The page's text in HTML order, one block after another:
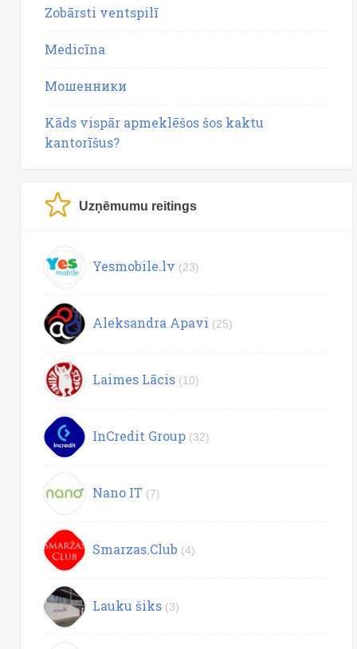
Zobārsti ventspilī
Medicīna
Мошенники
Kāds vispār apmeklēšos šos kaktu
kantorīšus?
Uzņēmumu reitings
Yesmobile.lv (23)
Aleksandra Apavi (25)
Laimes Lācis (10)
InCredit Group (32)
Nano IT (7)
Smarzas.Club (4)
Lauku šiks (3)